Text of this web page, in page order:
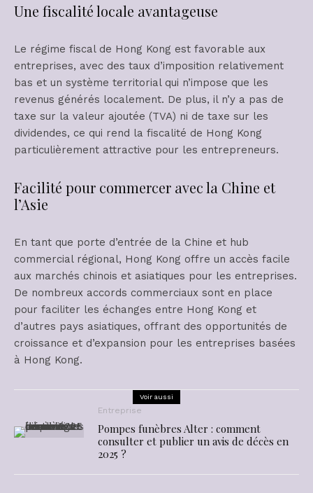
Une fiscalité locale avantageuse
Le régime fiscal de Hong Kong est favorable aux
entreprises, avec des taux d’imposition relativement
bas et un système territorial qui n’impose que les
revenus générés localement. De plus, il n’y a pas de
taxe sur la valeur ajoutée (TVA) ni de taxe sur les
dividendes, ce qui rend la fiscalité de Hong Kong
particulièrement attractive pour les entrepreneurs.
Facilité pour commercer avec la Chine et
l’Asie
En tant que porte d’entrée de la Chine et hub
commercial régional, Hong Kong offre un accès facile
aux marchés chinois et asiatiques pour les entreprises.
De nombreux accords commerciaux sont en place
pour faciliter les échanges entre Hong Kong et
d’autres pays asiatiques, offrant des opportunités de
croissance et d’expansion pour les entreprises basées
à Hong Kong.
Voir aussi
Entreprise
Pompes funèbres Alter : comment
consulter et publier un avis de décès en
2025 ?